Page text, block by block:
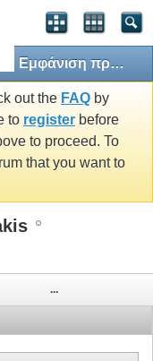
Εμφάνιση προφίλ: Dimitris Mentakis
out the FAQ by
to register before
to proceed. To
that you want to
...